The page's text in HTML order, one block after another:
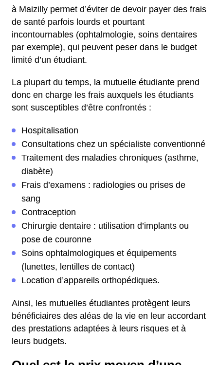
à Maizilly permet d’éviter de devoir payer des frais
de santé parfois lourds et pourtant
incontournables (ophtalmologie, soins dentaires
par exemple), qui peuvent peser dans le budget
limité d’un étudiant.
La plupart du temps, la mutuelle étudiante prend
donc en charge les frais auxquels les étudiants
sont susceptibles d’être confrontés :
Hospitalisation
Consultations chez un spécialiste conventionné
Traitement des maladies chroniques (asthme,
diabète)
Frais d’examens : radiologies ou prises de
sang
Contraception
Chirurgie dentaire : utilisation d’implants ou
pose de couronne
Soins ophtalmologiques et équipements
(lunettes, lentilles de contact)
Location d’appareils orthopédiques.
Ainsi, les mutuelles étudiantes protègent leurs
bénéficiaires des aléas de la vie en leur accordant
des prestations adaptées à leurs risques et à
leurs budgets.